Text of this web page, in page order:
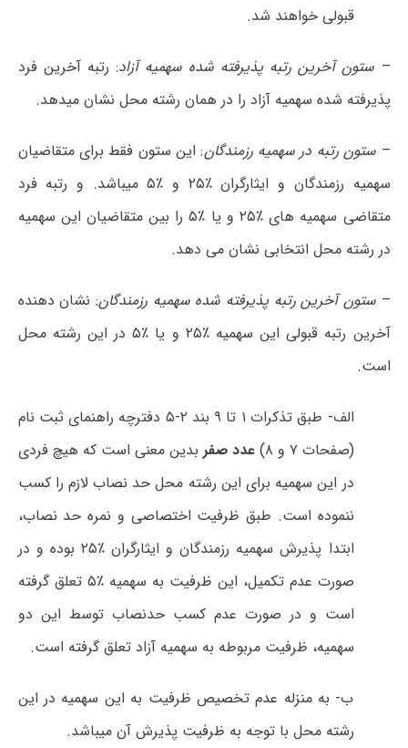
قبولی خواهند شد.
– ستون آخرین رتبه پذیرفته شده سهمیه آزاد: رتبه آخرین فرد
پذیرفته شده سهمیه آزاد را در همان رشته محل نشان میدهد.
– ستون رتبه در سهمیه رزمندگان: این ستون فقط برای متقاضیان
سهمیه رزمندگان و ایثارگران ٪۲۵ و ٪۵ میباشد. و رتبه فرد
متقاضی سهمیه های ٪۲۵ و یا ٪۵ را بین متقاضیان این سهمیه
در رشته محل انتخابی نشان می دهد.
–ستون آخرین رتبه پذیرفته شده سهمیه رزمندگان: نشان دهنده
آخرین رتبه قبولی این سهمیه ٪۲۵ و یا ٪۵ در این رشته محل
است.
الف- طبق تذکرات ۱ تا ۹ بند ۲-۵ دفترچه راهنمای ثبت نام
(صفحات ۷ و ۸)
عدد صفر بدین معنی است که هیچ فردی
در این سهمیه برای این رشته محل حد نصاب لازم را کسب
ننموده است. طبق ظرفیت اختصاصی و نمره حد نصاب،
ابتدا پذیرش سهمیه رزمندگان و ایثارگران ٪۲۵ بوده و در
صورت‌ عدم تکمیل، این ظرفیت به سهمیه ٪۵ تعلق گرفته
است و در صورت‌ عدم کسب حدنصاب توسط این دو
سهمیه، ظرفیت مربوطه به سهمیه آزاد تعلق گرفته است.
ب- به منزله عدم تخصیص ظرفیت به این سهمیه در این
رشته محل با توجه به ظرفیت پذیرش آن میباشد.